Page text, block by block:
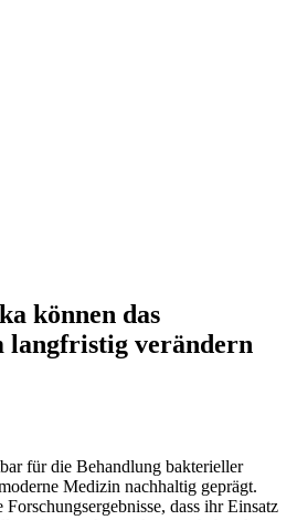
können das
verändern
für die Behandlung bakterieller
Medizin nachhaltig geprägt.
dass ihr Einsatz